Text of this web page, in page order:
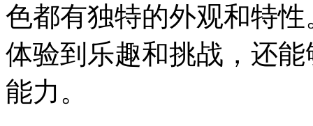
色都有独特的外观和特
体验到乐趣和挑战，还
能力。